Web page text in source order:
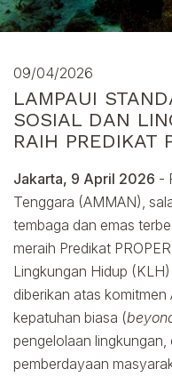
09/04/2026
LAMPAUI
SOSIAL DAN
RAIH PREDIKAT
Jakarta, 9 April 2026 -
Tenggara (AMMAN),
tembaga dan emas
meraih Predikat
Lingkungan Hidup
diberikan atas
kepatuhan biasa (
pengelolaan
pemberdayaan